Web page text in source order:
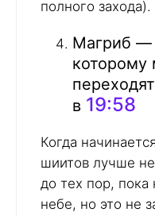
полного захода).
Магриб —
которому
в 19:58
Когда
шиитов лучше
до тех пор, пока
небе, но это не